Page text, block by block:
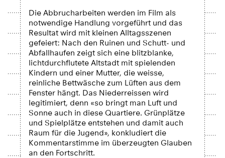
Die Abbrucharbeiten werden im Film als
notwendige Handlung vorgeführt und das
Resultat wird mit kleinen Alltagsszenen
gefeiert: Nach den Ruinen und Schutt- und
Abfallhaufen zeigt sich eine blitzblanke,
lichtdurchflutete Altstadt mit spielenden
Kindern und einer Mutter, die weisse,
reinliche Bettwäsche zum Lüften aus dem
Fenster hängt. Das Niederreissen wird
legitimiert, denn «so bringt man Luft und
Sonne auch in diese Quartiere. Grünplätze
und Spielplätze entstehen und damit auch
Raum für die Jugend», konkludiert die
Kommentarstimme im überzeugten Glauben
an den Fortschritt.